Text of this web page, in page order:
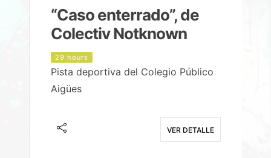
“Caso enterrado”, de
Colectiv Notknown
29 hours
Pista deportiva del Colegio Público
Aigües
VER DETALLE